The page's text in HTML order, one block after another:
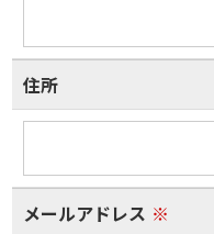
住所
メールアドレス ※